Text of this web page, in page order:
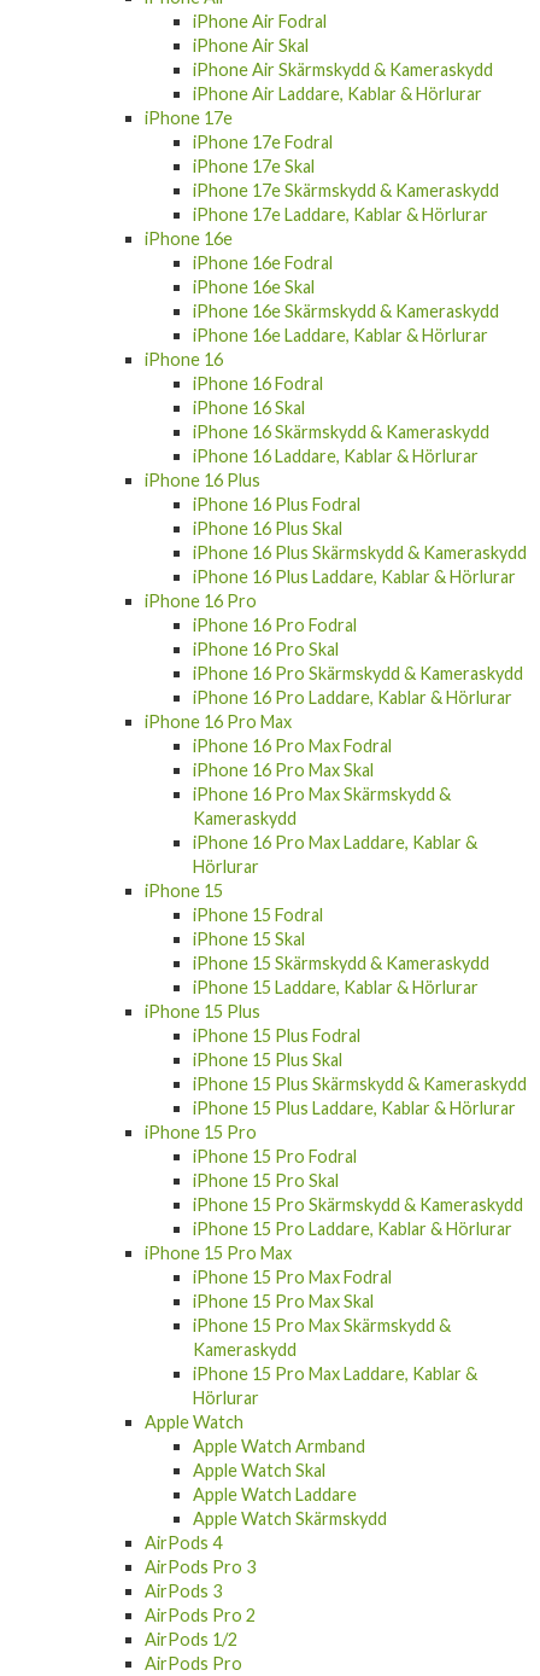
iPhone Air Skal
iPhone Air Skärmskydd & Kameraskydd
iPhone Air Laddare, Kablar & Hörlurar
iPhone 17e
iPhone 17e Fodral
iPhone 17e Skal
iPhone 17e Skärmskydd & Kameraskydd
iPhone 17e Laddare, Kablar & Hörlurar
iPhone 16e
iPhone 16e Fodral
iPhone 16e Skal
iPhone 16e Skärmskydd & Kameraskydd
iPhone 16e Laddare, Kablar & Hörlurar
iPhone 16
iPhone 16 Fodral
iPhone 16 Skal
iPhone 16 Skärmskydd & Kameraskydd
iPhone 16 Laddare, Kablar & Hörlurar
iPhone 16 Plus
iPhone 16 Plus Fodral
iPhone 16 Plus Skal
iPhone 16 Plus Skärmskydd & Kameraskydd
iPhone 16 Plus Laddare, Kablar & Hörlurar
iPhone 16 Pro
iPhone 16 Pro Fodral
iPhone 16 Pro Skal
iPhone 16 Pro Skärmskydd & Kameraskydd
iPhone 16 Pro Laddare, Kablar & Hörlurar
iPhone 16 Pro Max
iPhone 16 Pro Max Fodral
iPhone 16 Pro Max Skal
iPhone 16 Pro Max Skärmskydd &
Kameraskydd
iPhone 16 Pro Max Laddare, Kablar &
Hörlurar
iPhone 15
iPhone 15 Fodral
iPhone 15 Skal
iPhone 15 Skärmskydd & Kameraskydd
iPhone 15 Laddare, Kablar & Hörlurar
iPhone 15 Plus
iPhone 15 Plus Fodral
iPhone 15 Plus Skal
iPhone 15 Plus Skärmskydd & Kameraskydd
iPhone 15 Plus Laddare, Kablar & Hörlurar
iPhone 15 Pro
iPhone 15 Pro Fodral
iPhone 15 Pro Skal
iPhone 15 Pro Skärmskydd & Kameraskydd
iPhone 15 Pro Laddare, Kablar & Hörlurar
iPhone 15 Pro Max
iPhone 15 Pro Max Fodral
iPhone 15 Pro Max Skal
iPhone 15 Pro Max Skärmskydd &
Kameraskydd
iPhone 15 Pro Max Laddare, Kablar &
Hörlurar
Apple Watch
Apple Watch Armband
Apple Watch Skal
Apple Watch Laddare
Apple Watch Skärmskydd
AirPods 4
AirPods Pro 3
AirPods 3
AirPods Pro 2
AirPods 1/2
AirPods Pro
AirTag